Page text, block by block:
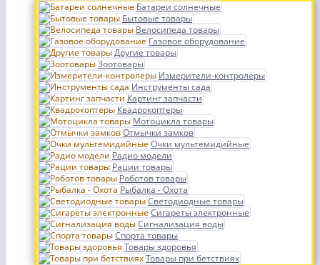
Батареи солнечные
Бытовые товары
Велосипеда товары
Газовое оборудование
Другие товары
Зоотовары
Измерители-контролеры
Инструменты сада
Картинг запчасти
Квадрокоптеры
Мотоцикла товары
Отмычки замков
Очки мультемидийные
Радио модели
Рации товары
Роботов товары
Рыбалка - Охота
Светодиодные товары
Сигареты электронные
Сигнализация воды
Спорта товары
Товары здоровья
Товары при бетствиях